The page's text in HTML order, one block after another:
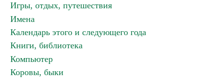
Игры, отдых, путешествия
Имена
Календарь этого и следующего года
Книги, библиотека
Компьютер
Коровы, быки